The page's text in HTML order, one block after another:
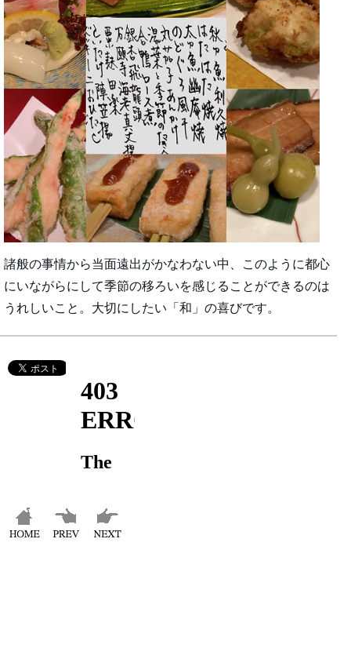
諸般の事情から当面遠出がかなわない中、このように都心
にいながらにして季節の移ろいを感じることができるのは
うれしいこと。大切にしたい「和」の喜びです。